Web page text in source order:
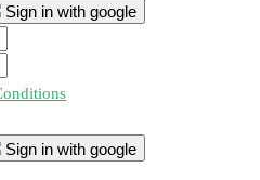
Sign in with google
Sign in with google